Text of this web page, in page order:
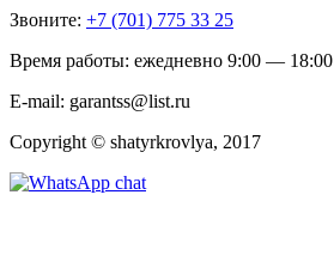
Звоните: +7 (701) 775 33 25
Время работы: ежедневно 9:00 — 18:00
E-mail: garantss@list.ru
Copyright © shatyrkrovlya, 2017